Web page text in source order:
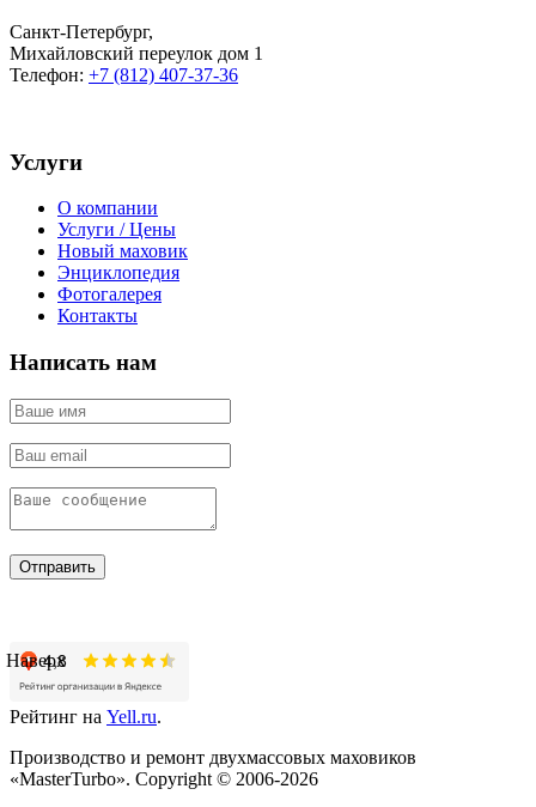
Санкт-Петербург,
Михайловский переулок дом 1
Телефон: +7 (812) 407-37-36
Услуги
О компании
Услуги / Цены
Новый маховик
Энциклопедия
Фотогалерея
Контакты
Написать нам
Отправить
Рейтинг на Yell.ru.
Производство и ремонт двухмассовых маховиков
«MasterTurbo». Copyright © 2006-2026
Наверх